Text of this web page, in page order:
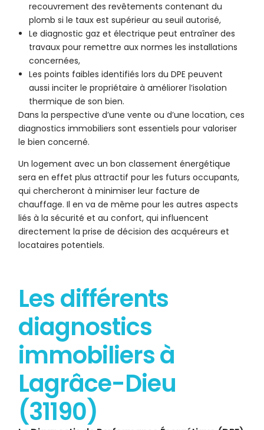
recouvrement des revêtements contenant du
plomb si le taux est supérieur au seuil autorisé,
Le diagnostic gaz et électrique peut entraîner des
travaux pour remettre aux normes les installations
concernées,
Les points faibles identifiés lors du DPE peuvent
aussi inciter le propriétaire à améliorer l’isolation
thermique de son bien.
Dans la perspective d’une vente ou d’une location, ces
diagnostics immobiliers sont essentiels pour valoriser
le bien concerné.
Un logement avec un bon classement énergétique
sera en effet plus attractif pour les futurs occupants,
qui chercheront à minimiser leur facture de
chauffage. Il en va de même pour les autres aspects
liés à la sécurité et au confort, qui influencent
directement la prise de décision des acquéreurs et
locataires potentiels.
Les différents
diagnostics
immobiliers à
Lagrâce-Dieu
(31190)